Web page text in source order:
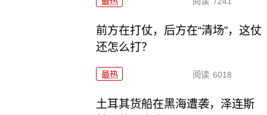
前方在打仗，后方在“清场”，这仗
还怎么打？
最热 阅读 6018
土耳其货船在黑海遭袭，泽连斯